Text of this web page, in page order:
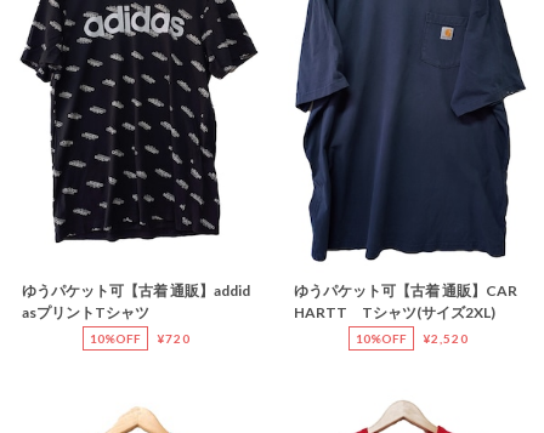
ゆうパケット可【古着 通販】addid
asプリントTシャツ
10%OFF ¥720
ゆうパケット可【古着 通販】CAR
HARTT Tシャツ(サイズ2XL)
10%OFF ¥2,520